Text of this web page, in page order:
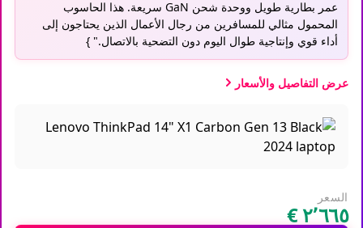
عمر بطارية طويل ووحدة شحن GaN سريعة. هذا الحاسوب
المحمول مثالي للمسافرين من رجال الأعمال الذين يحتاجون إلى
أداء قوي وإنتاجية طوال اليوم دون التضحية بالاتصال." }
عرض التفاصيل والأسعار
السعر